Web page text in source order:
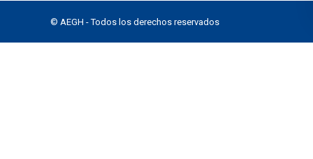
© AEGH - Todos los derechos reservados